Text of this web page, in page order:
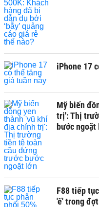
iPhone 17
Mỹ biến
trị': Thị
bước ngoặt
F88 tiếp
'ế' trong